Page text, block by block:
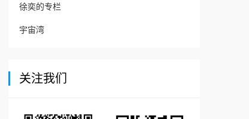
徐奕的专栏
宇宙湾
关注我们